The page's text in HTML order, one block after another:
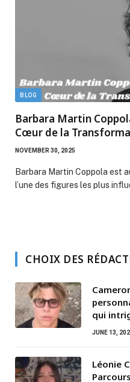
BLOG
Barbara Martin
Cœur de la
NOVEMBER 30, 2025
Barbara Martin Coppola est
l’une des figures les plus
CHOIX DES
qui
JUNE 13,
Léonie